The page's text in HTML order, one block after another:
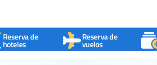
Reserva de
hoteles
Reserva de
vuelos